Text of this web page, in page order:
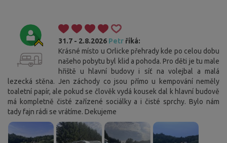
31.7 - 2.8.2026 Petr říká:
Krásné místo u Orlicke přehrady kde po celou dobu
našeho pobytu byl klid a pohoda. Pro děti je tu male
hřiště u hlavní budovy i síť na volejbal a malá
lezecká stěna. Jen záchody co jsou přímo u kempování neměly
toaletní papír, ale pokud se člověk vydá kousek dal k hlavní budově
má kompletně čisté zařízené sociálky a i čisté sprchy. Bylo nám
tady fajn rádi se vrátíme. Dekujeme